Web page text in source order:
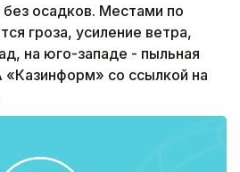
без осадков. Местами по
гроза, усиление ветра,
на юго-западе - пыльная
со ссылкой на